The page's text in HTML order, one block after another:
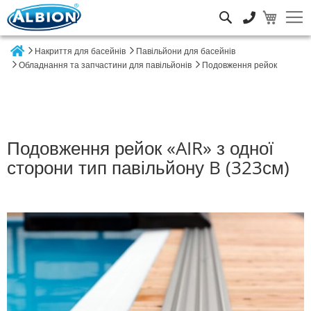
Накриття для басейнів
Павільйони для басейнів
Обладнання та запчастини для павільйонів
Подовження рейок
Подовження рейок «AIR» з одної
сторони тип павільйону B (323см)
Перейти
до
кінця
галереї
зображень